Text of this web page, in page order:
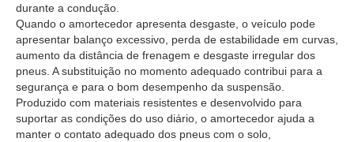
durante a condução.
Quando o amortecedor apresenta desgaste, o veículo pode
apresentar balanço excessivo, perda de estabilidade em curvas,
aumento da distância de frenagem e desgaste irregular dos
pneus. A substituição no momento adequado contribui para a
segurança e para o bom desempenho da suspensão.
Produzido com materiais resistentes e desenvolvido para
suportar as condições do uso diário, o amortecedor ajuda a
manter o contato adequado dos pneus com o solo,